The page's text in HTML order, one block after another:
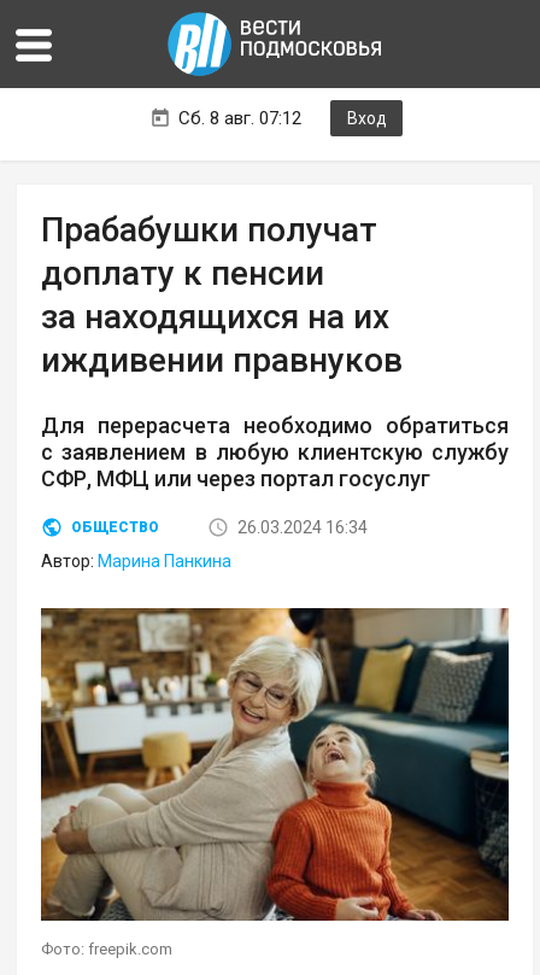
Сб. 8 авг. 07:12 Вход
Прабабушки получат
доплату к пенсии
за находящихся на их
иждивении правнуков
Для перерасчета необходимо обратиться
с заявлением в любую клиентскую службу
СФР, МФЦ или через портал госуслуг
ОБЩЕСТВО
26.03.2024 16:34
Автор: Марина Панкина
Фото: freepik.com